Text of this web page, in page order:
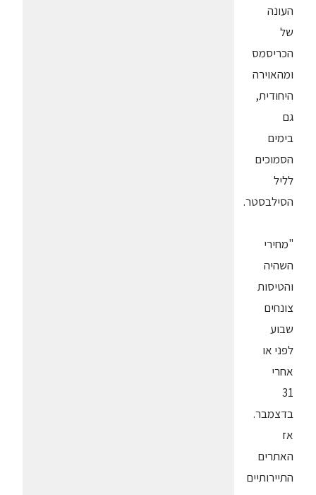
העונה
של
הכריסמס
ומהאוירה
היחודית,
גם
בימים
הסמוכים
לליל
הסילבסטר.
"מחירי
השהיה
והטיסות
צונחים
שבוע
לפני או
אחרי
31
בדצמבר.
אז
האתרים
התיירותיים